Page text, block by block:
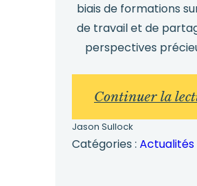
biais de formations
de travail et de
perspectives
Continuer la
Jason Sullock
Catégories : Actualités